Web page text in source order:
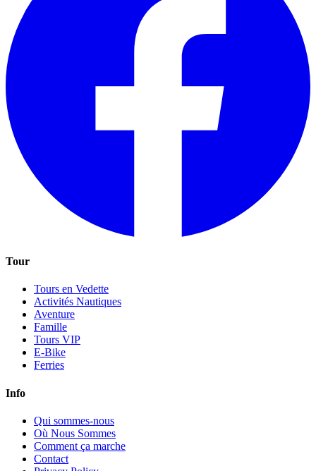
Tour
Tours en Vedette
Activités Nautiques
Aventure
Famille
Tours VIP
E-Bike
Ferries
Info
Qui sommes-nous
Où Nous Sommes
Comment ça marche
Contact